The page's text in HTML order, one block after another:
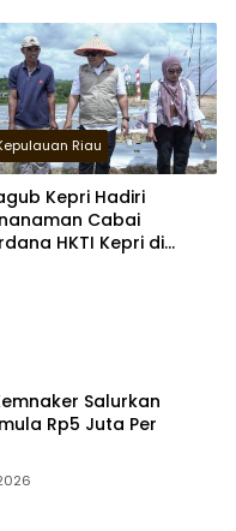
Riau
Kepri Hadiri
Cabai
HKTI Kepri di
Salurkan
Rp5 Juta Per